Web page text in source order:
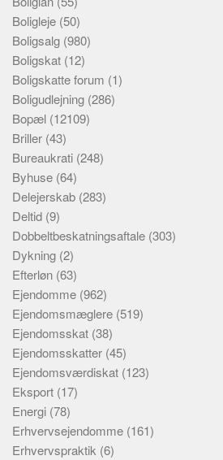
Boligleje (50)
Boligsalg (980)
Boligskat (12)
Boligskatte forum (1)
Boligudlejning (286)
Bopæl (12109)
Briller (43)
Bureaukrati (248)
Byhuse (64)
Delejerskab (283)
Deltid (9)
Dobbeltbeskatningsaftale (303)
Dykning (2)
Efterløn (63)
Ejendomme (962)
Ejendomsmæglere (519)
Ejendomsskat (38)
Ejendomsskatter (45)
Ejendomsværdiskat (123)
Eksport (17)
Energi (78)
Erhvervsejendomme (161)
Erhvervspraktik (6)